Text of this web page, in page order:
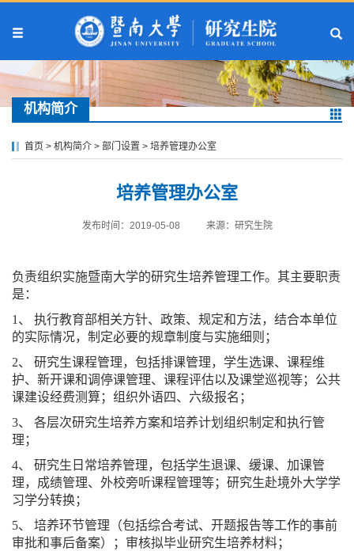
机构简介
首页 > 机构简介 > 部门设置 > 培养管理办公室
培养管理办公室
发布时间：2019-05-08 来源：研究生院
负责组织实施暨南大学的研究生培养管理工作。其主要职责
是：
1、 执行教育部相关方针、政策、规定和方法，结合本单位
的实际情况，制定必要的规章制度与实施细则；
2、 研究生课程管理，包括排课管理，学生选课、课程维
护、新开课和调停课管理、课程评估以及课堂巡视等；公共
课建设经费测算；组织外语四、六级报名；
3、 各层次研究生培养方案和培养计划组织制定和执行管
理；
4、 研究生日常培养管理，包括学生退课、缓课、加课管
理，成绩管理、外校旁听课程管理等；研究生赴境外大学学
习学分转换；
5、 培养环节管理（包括综合考试、开题报告等工作的事前
审批和事后备案）；审核拟毕业研究生培养材料；